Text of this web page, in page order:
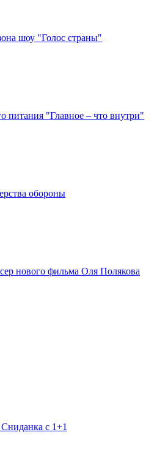
шоу "Голос страны"
питания "Главное – что внутри"
обороны
нового фильма Оля Полякова
с 1+1